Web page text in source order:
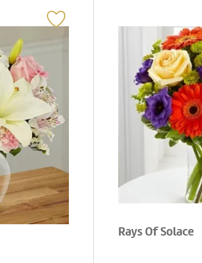
Rays Of Solace